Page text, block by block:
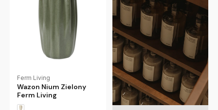
Ferm Living
Wazon Nium Zielony
Ferm Living